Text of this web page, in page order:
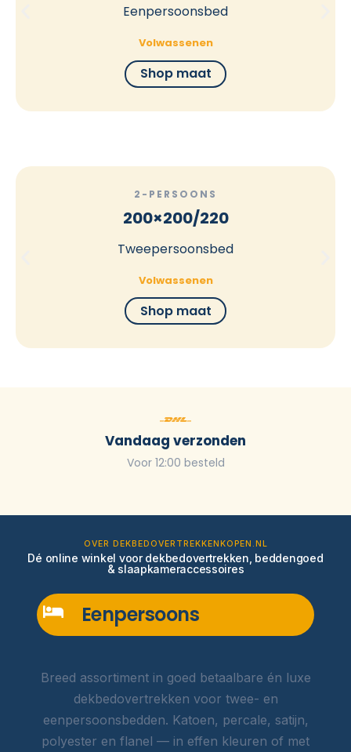
Eenpersoonsbed
Volwassenen
Shop maat
2-PERSOONS
200×200/220
Tweepersoonsbed
Volwassenen
Shop maat
Vandaag verzonden
Voor 12:00 besteld
OVER DEKBEDOVERTREKKENKOPEN.NL
Dé online winkel voor dekbedovertrekken, beddengoed
& slaapkameraccessoires
Eenpersoons
Breed assortiment in goed betaalbare én luxe
dekbedovertrekken voor twee- en
eenpersoonsbedden. Katoen, percale, satijn,
polyester en flanel — in effen kleuren of met